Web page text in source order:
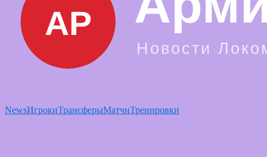
NewsИгрокиТрансферыМатчиТренировки